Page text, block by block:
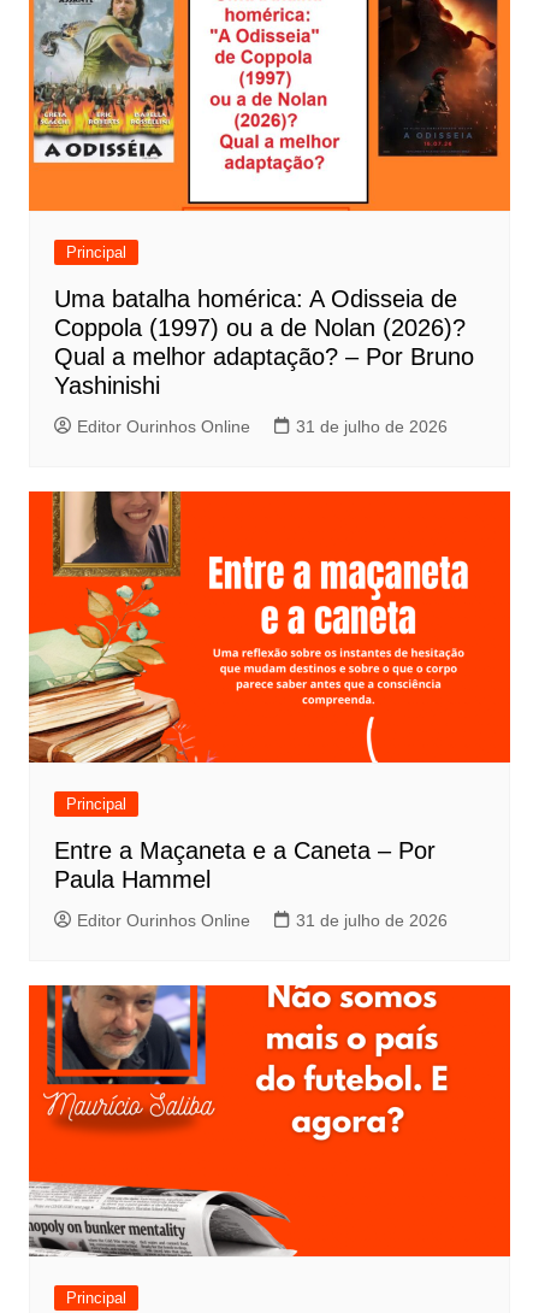
g
a
ç
ã
o
d
Principal
Uma batalha homérica: A Odisseia de
Coppola (1997) ou a de Nolan (2026)?
Qual a melhor adaptação? – Por Bruno
Yashinishi
Editor Ourinhos Online 31 de julho de 2026
Principal
Entre a Maçaneta e a Caneta – Por
Paula Hammel
Editor Ourinhos Online 31 de julho de 2026
Principal